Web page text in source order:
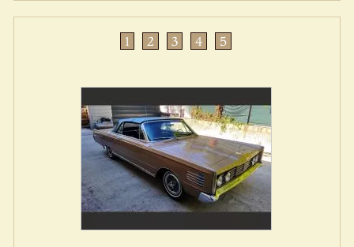
1 2 3 4 5